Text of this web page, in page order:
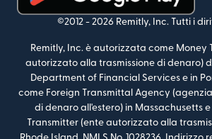
(si apre in una nuova finestra)
©2012 - 2026 Remitly, Inc. Tutti i
Remitly, Inc. è autorizzata come Money
autorizzato alla trasmissione di denaro)
Department of Financial Services e in
come Foreign Transmittal Agency
di denaro all'estero) in Massachusetts
Transmitter (ente autorizzato alla